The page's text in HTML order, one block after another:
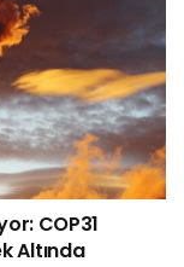
COP31
Altında